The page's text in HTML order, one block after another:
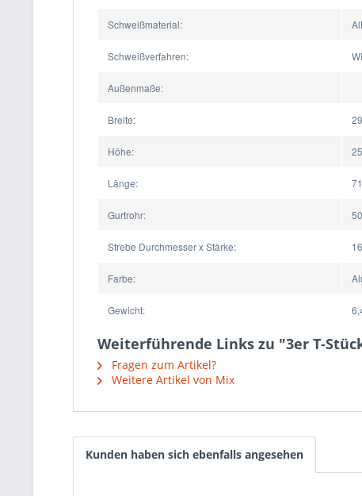
Schweißmaterial:
Schweißverfahren:
Außenmaße:
Breite:
Höhe:
Länge:
Gurtrohr:
Strebe Durchmesser x Stärke:
Farbe:
Gewicht:
Weiterführende Links zu "3er T-
Fragen zum Artikel?
Weitere Artikel von Mix
Kunden haben sich ebenfalls angesehen